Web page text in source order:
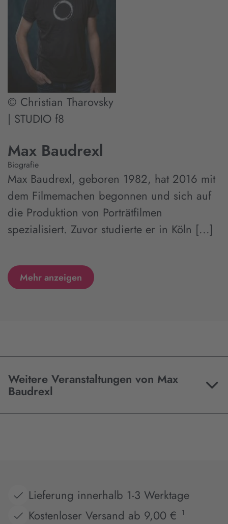
© Christian Tharovsky
| STUDIO f8
Max Baudrexl
Biografie
Max Baudrexl, geboren 1982, hat 2016 mit
dem Filmemachen begonnen und sich auf
die Produktion von Porträtfilmen
spezialisiert. Zuvor studierte er in Köln [...]
Mehr anzeigen
Weitere Veranstaltungen von Max
Baudrexl
Lieferung innerhalb 1-3 Werktage
Kostenloser Versand ab 9,00 €
1